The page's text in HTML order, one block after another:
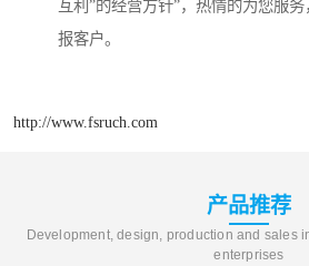
互利”的经营方针”，热情的为您服
报客户。
http://www.fsruch.com
产品推荐
Development, design, production and sales
enterprises